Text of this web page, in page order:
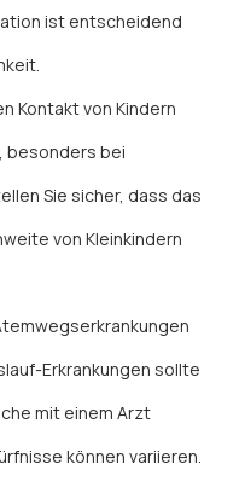
ist entscheidend
Kontakt von Kindern
besonders bei
Sie sicher, dass das
von Kleinkindern
Erkrankungen sollte
mit einem Arzt
können variieren.